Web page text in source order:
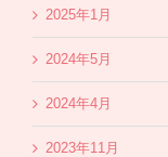
2025年1月
2024年5月
2024年4月
2023年11月